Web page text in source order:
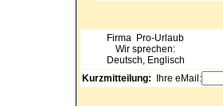
Firma Pro-Urlaub
Wir sprechen:
Deutsch, Englisch
Kurzmitteilung: Ihre eMail: